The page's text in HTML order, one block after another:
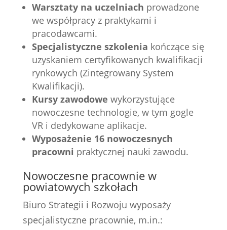
Warsztaty na uczelniach prowadzone
we współpracy z praktykami i
pracodawcami.
Specjalistyczne szkolenia kończące się
uzyskaniem certyfikowanych kwalifikacji
rynkowych (Zintegrowany System
Kwalifikacji).
Kursy zawodowe wykorzystujące
nowoczesne technologie, w tym gogle
VR i dedykowane aplikacje.
Wyposażenie 16 nowoczesnych
pracowni praktycznej nauki zawodu.
Nowoczesne pracownie w
powiatowych szkołach
Biuro Strategii i Rozwoju wyposaży
specjalistyczne pracownie, m.in.: